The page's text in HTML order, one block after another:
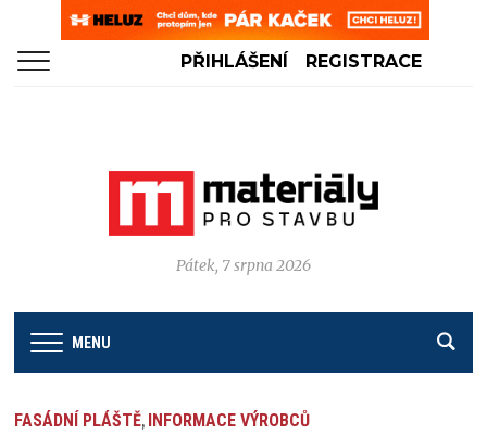
PŘIHLÁŠENÍ REGISTRACE
Pátek, 7 srpna 2026
MENU
FASÁDNÍ PLÁŠTĚ, INFORMACE VÝROBCŮ